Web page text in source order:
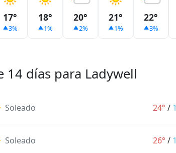
17°
3%
18°
1%
20°
2%
21°
1%
22°
3%
14 días para Ladywell
Soleado 24° /
Soleado 26° /